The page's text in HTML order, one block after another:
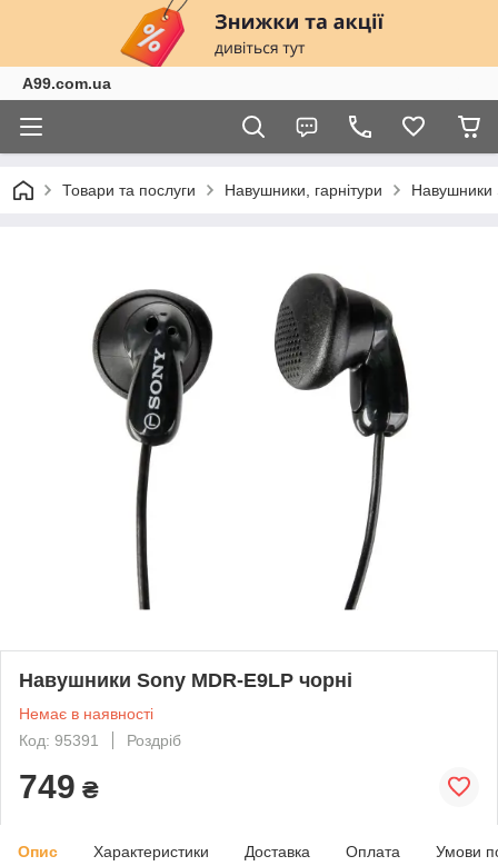
A99.com.ua
Товари та послуги Навушники, гарнітури Навушники
Навушники Sony MDR-E9LP чорні
Немає в наявності
Код: 95391
Роздріб
749 ₴
Опис Характеристики Доставка Оплата Умови